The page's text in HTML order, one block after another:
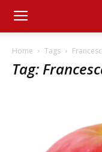
Home Tags
Tag: